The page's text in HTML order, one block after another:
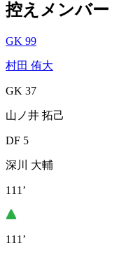
控えメンバー
GK 99
村田 侑大
GK 37
山ノ井 拓己
DF 5
深川 大輔
111’
111’